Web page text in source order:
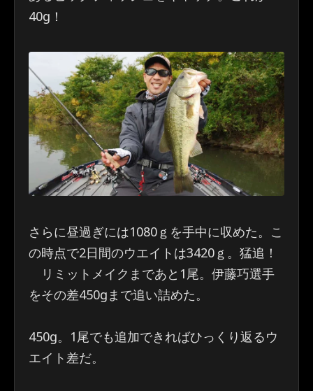
40g！
さらに昼過ぎには1080ｇを手中に収めた。こ
の時点で2日間のウエイトは3420ｇ。猛追！
リミットメイクまであと1尾。伊藤巧選手
をその差450gまで追い詰めた。
450g。1尾でも追加できればひっくり返るウ
エイト差だ。